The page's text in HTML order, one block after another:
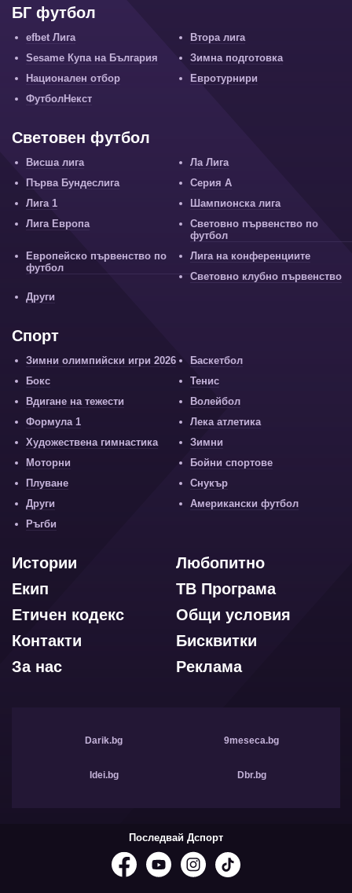
БГ футбол
efbet Лига
Втора лига
Sesame Купа на България
Зимна подготовка
Национален отбор
Евротурнири
ФутболНекст
Световен футбол
Висша лига
Ла Лига
Първа Бундеслига
Серия А
Лига 1
Шампионска лига
Лига Европа
Световно първенство по
футбол
Европейско първенство по
футбол
Лига на конференциите
Световно клубно първенство
Други
Спорт
Зимни олимпийски игри 2026
Баскетбол
Бокс
Тенис
Вдигане на тежести
Волейбол
Формула 1
Лека атлетика
Художествена гимнастика
Зимни
Моторни
Бойни спортове
Плуване
Снукър
Други
Американски футбол
Ръгби
Любопитно
Истории
ТВ Програма
Екип
Общи условия
Етичен кодекс
Бисквитки
Контакти
Реклама
За нас
Darik.bg 9meseca.bg
Idei.bg Dbr.bg
Последвай Дспорт